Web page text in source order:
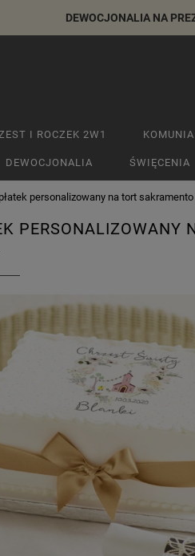
DEWOCJONALIA NA
I ROCZEK 2W1
DEWOCJONALIA ŚWIĘCENIA
personalizowany na tort
PERSONALIZOWANY